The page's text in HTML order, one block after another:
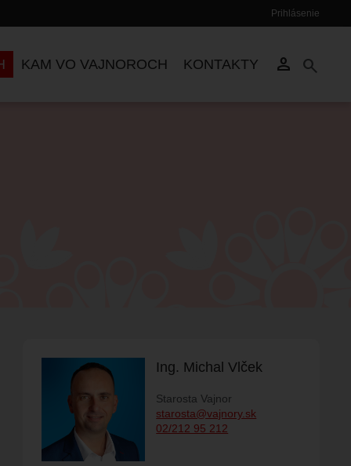
Používateľské
Prihlásenie
PODUJATÍ
KAM VO VAJNOROCH KONTAKTY person search
Ing. Michal Vlček
Starosta Vajnor
starosta@vajnory.sk
02/212 95 212